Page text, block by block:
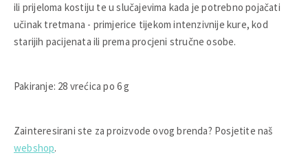
ili prijeloma kostiju te u slučajevima kada je potrebno pojačati
učinak tretmana - primjerice tijekom intenzivnije kure, kod
starijih pacijenata ili prema procjeni stručne osobe.
Pakiranje: 28 vrećica po 6 g
Zainteresirani ste za proizvode ovog brenda? Posjetite naš
webshop.